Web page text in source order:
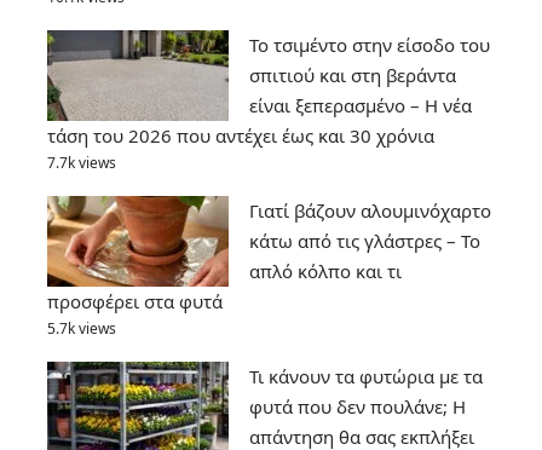
Το τσιμέντο στην είσοδο του
σπιτιού και στη βεράντα
είναι ξεπερασμένο – Η νέα
τάση του 2026 που αντέχει έως και 30 χρόνια
7.7k views
Γιατί βάζουν αλουμινόχαρτο
κάτω από τις γλάστρες – Το
απλό κόλπο και τι
προσφέρει στα φυτά
5.7k views
Τι κάνουν τα φυτώρια με τα
φυτά που δεν πουλάνε; Η
απάντηση θα σας εκπλήξει